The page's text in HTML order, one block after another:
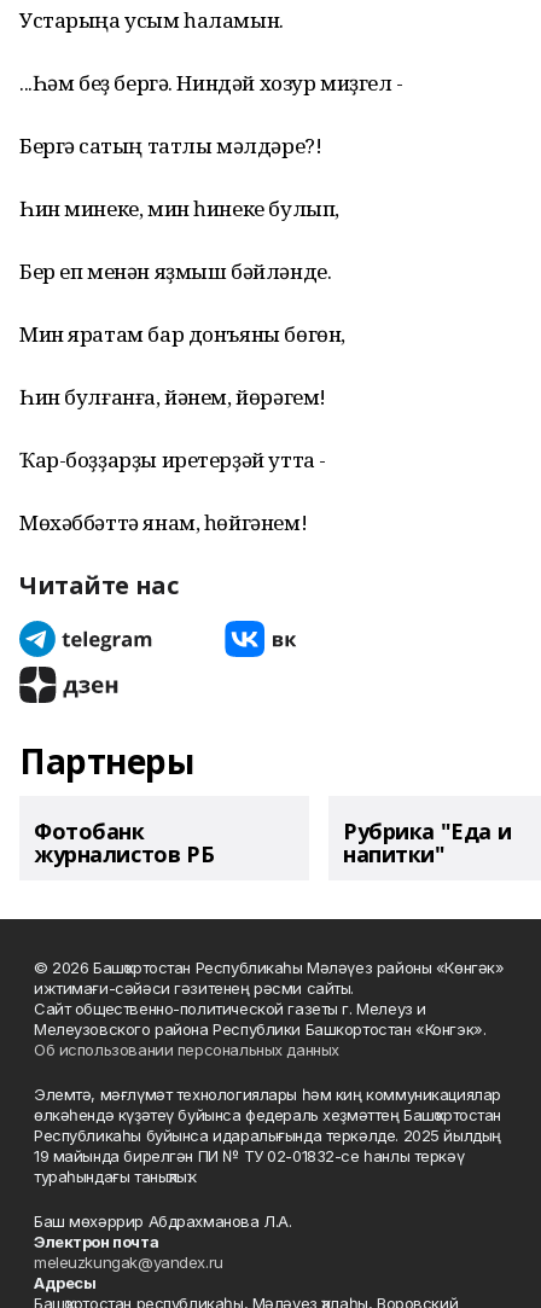
Устарыңа усым һаламын.
...Һәм беҙ бергә. Ниндәй хозур миҙгел -
Бергә саҡтың татлы мәлдәре?!
Һин минеке, мин һинеке булып,
Бер еп менән яҙмыш бәйләнде.
Мин яратам бар донъяны бөгөн,
Һин булғанға, йәнем, йөрәгем!
Ҡар-боҙҙарҙы иретерҙәй утта -
Мөхәббәттә янам, һөйгәнем!
Читайте нас
Партнеры
Фотобанк
журналистов РБ
Рубрика "Еда и
напитки"
© 2026 Башҡортостан Республикаһы Мәләүез районы «Көнгәк»
ижтимағи-сәйәси гәзитенең рәсми сайты.
Сайт общественно-политической газеты г. Мелеуз и
Мелеузовского района Республики Башкортостан «Конгэк».
Об использовании персональных данных
Элемтә, мәғлүмәт технологиялары һәм киң коммуникациялар
өлкәһендә күҙәтеү буйынса федераль хеҙмәттең Башҡортостан
Республикаһы буйынса идаралығында теркәлде. 2025 йылдың
19 майында бирелгән ПИ № ТУ 02-01832-се һанлы теркәү
тураһындағы таныҡлыҡ.
Баш мөхәррир Абдрахманова Л.А.
Электрон почта
meleuzkungak@yandex.ru
Адресы
Башҡортостан республикаһы, Мәләүез ҡалаһы, Воровский